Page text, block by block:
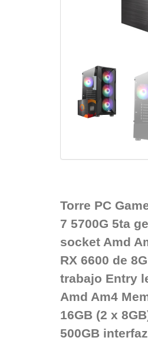
Torre PC
7 5700G 5ta
socket Amd
RX 6600 de
trabajo Entry
Amd Am4
16GB (2 x
500GB